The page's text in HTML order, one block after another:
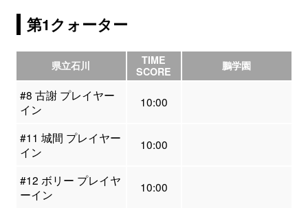
第1クォーター
県立石川
TIME
SCORE
鵬学園
#8 古謝 プレイヤー
イン
10:00
#11 城間 プレイヤー
イン
10:00
#12 ボリー プレイヤ
ーイン
10:00